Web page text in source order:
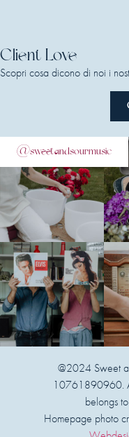
Client Love
Scopri cosa dicono di noi i
@sweetandsourmusic
@2024 Sweet
10761890960.
belongs
Homepage photo